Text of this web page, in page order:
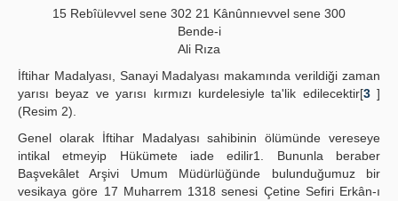
15 Rebîülevvel sene 302 21 Kânûnnıevvel sene 300
Bende-i
Ali Rıza
İftihar Madalyası, Sanayi Madalyası makamında verildiği zaman
yarısı beyaz ve yarısı kırmızı kurdelesiyle ta'lik edilecektir[3]
(Resim 2).
Genel olarak İftihar Madalyası sahibinin ölümünde vereseye
intikal etmeyip Hükümete iade edilir1. Bununla beraber
Başvekâlet Arşivi Umum Müdürlüğünde bulunduğumuz bir
vesikaya göre 17 Muharrem 1318 senesi Çetine Sefiri Erkân-ı